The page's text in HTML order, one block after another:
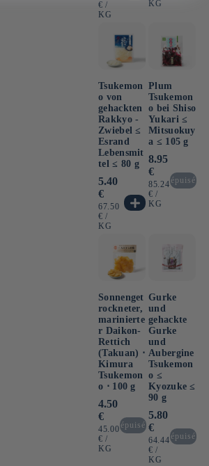
€ /
KG
KG
Tsukemon
o von
gehackten
Rakkyo -
Zwiebel ≤
Esrand
Lebensmit
tel ≤ 80 g
Normaler
Preis
5.40
€
GRUNDPREIS
67.50
€ /
KG
Plum
Tsukemon
o bei Shiso
Yukari ≤
Mitsuokuy
a ≤ 105 g
Normaler
Preis
8.95
€
GRUNDPREIS
85.24
€ /
KG
épuisé
Sonnenget
rockneter,
marinierte
r Daikon-
Rettich
(Takuan) ⋅
Kimura
Tsukemon
o ⋅ 100 g
Normaler
Preis
4.50
€
GRUNDPREIS
45.00
€ /
KG
épuisé
Gurke
und
gehackte
Gurke
und
Aubergine
Tsukemon
o ≤
Kyozuke ≤
90 g
Normaler
Preis
5.80
€
GRUNDPREIS
64.44
€ /
KG
épuisé